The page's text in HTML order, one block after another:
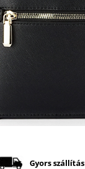
Facebook
Gyors szállítás